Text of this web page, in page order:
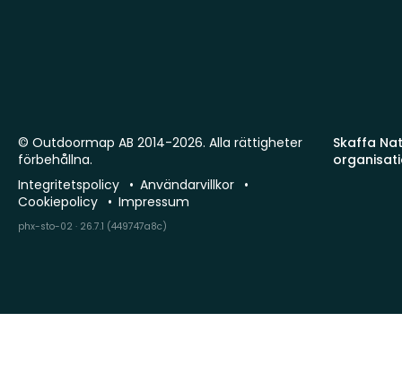
Skaffa
© Outdoormap AB 2014-2026. Alla rättigheter
förbehållna.
Integritetspolicy
Användarvillkor
Cookiepolicy
Impressum
phx-sto-02 · 26.7.1 (449747a8c)